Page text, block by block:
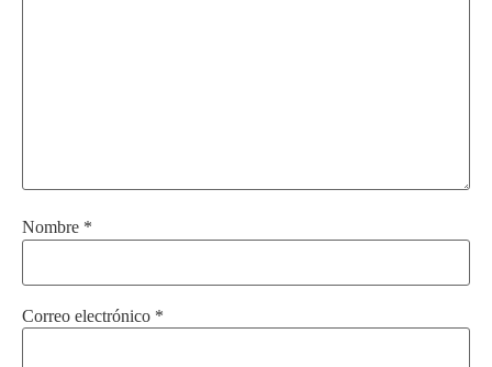
Nombre *
Correo electrónico *